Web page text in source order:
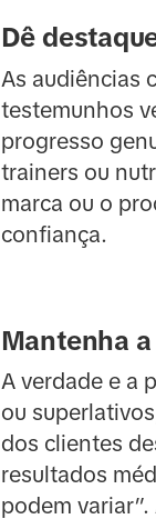
Dê
As audiências
testemunhos
progresso
trainers ou
marca ou o
confiança.
Mantenha
A verdade e a
ou
dos clientes
resultados
podem